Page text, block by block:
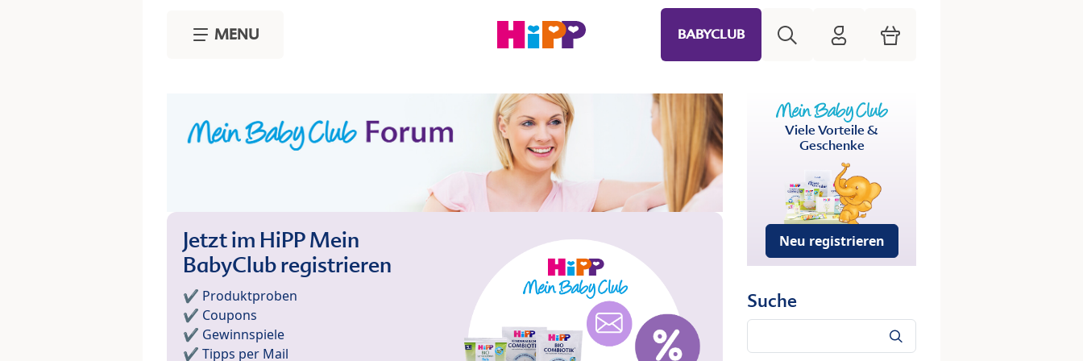
MENU BABYCLUB HiPP Mein Babyclub
Warenkorb
Jetzt im HiPP Mein
BabyClub registrieren
✔️ Produktproben
✔️ Coupons
✔️ Gewinnspiele
✔️ Tipps per Mail
Viele Vorteile &
Geschenke
Neu registrieren
Suche